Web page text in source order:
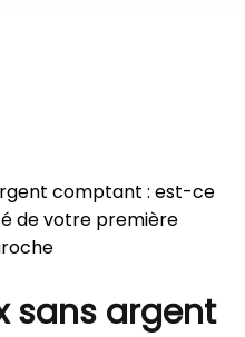
comptant : est-ce
de votre première
sans argent